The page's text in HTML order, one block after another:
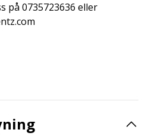
på 0735723636 eller